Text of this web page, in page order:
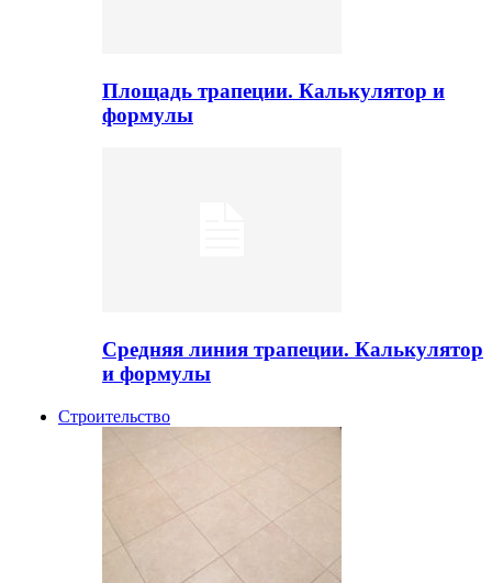
Площадь трапеции. Калькулятор и
формулы
Средняя линия трапеции. Калькулятор
и формулы
Строительство